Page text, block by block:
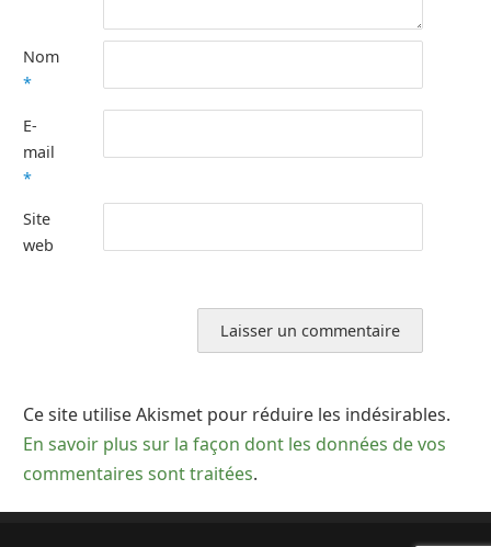
Nom
*
E-
mail
*
Site
web
Ce site utilise Akismet pour réduire les indésirables.
En savoir plus sur la façon dont les données de vos
commentaires sont traitées.